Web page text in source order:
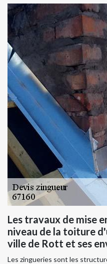
Les travaux de mise
niveau de la toiture
ville de Rott et ses
Les zingueries sont les